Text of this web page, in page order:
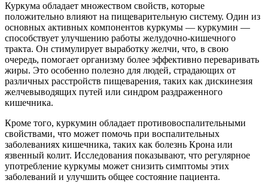
Куркума обладает множеством свойств, которые
положительно влияют на пищеварительную систему. Один из
основных активных компонентов куркумы — куркумин —
способствует улучшению работы желудочно-кишечного
тракта. Он стимулирует выработку желчи, что, в свою
очередь, помогает организму более эффективно переваривать
жиры. Это особенно полезно для людей, страдающих от
различных расстройств пищеварения, таких как дискинезия
желчевыводящих путей или синдром раздраженного
кишечника.
Кроме того, куркумин обладает противовоспалительными
свойствами, что может помочь при воспалительных
заболеваниях кишечника, таких как болезнь Крона или
язвенный колит. Исследования показывают, что регулярное
употребление куркумы может снизить симптомы этих
заболеваний и улучшить общее состояние пациента.